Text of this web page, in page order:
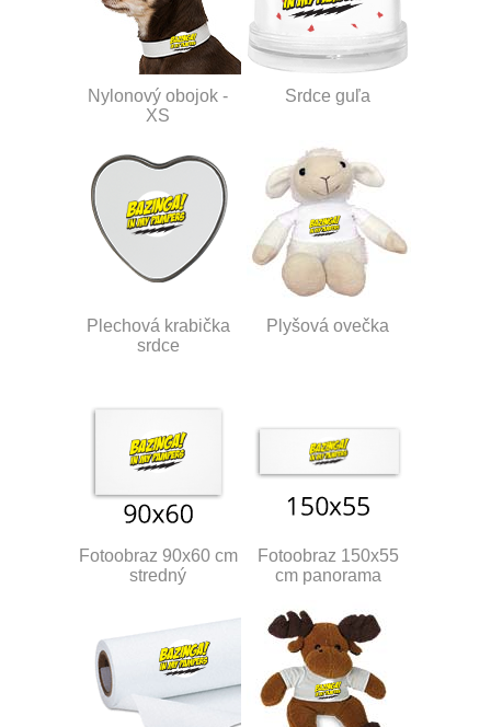
Nylonový obojok -
XS
Srdce guľa
Plechová krabička
srdce
Plyšová ovečka
Fotoobraz 90x60 cm
stredný
Fotoobraz 150x55
cm panorama